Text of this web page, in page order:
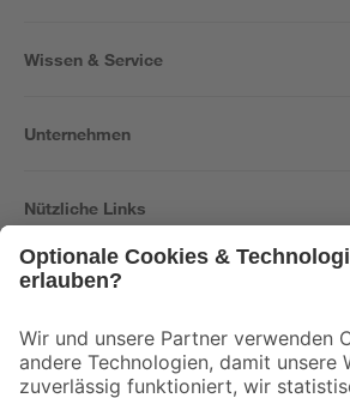
Wissen & Service
Unternehmen
Nützliche Links
Der toom Newsletter: Keine Angebote und Aktionen
Zur Newsletter Anmeldung